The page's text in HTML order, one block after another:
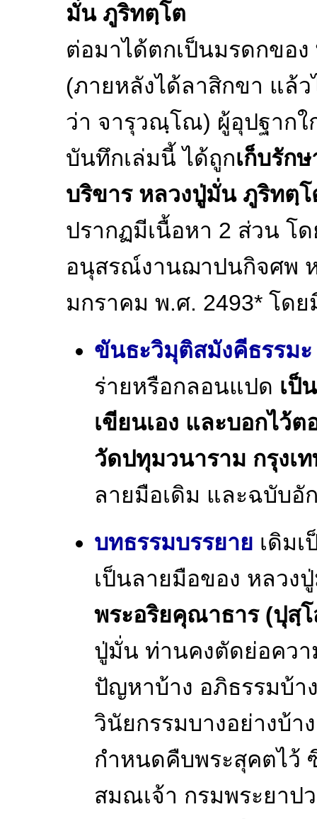
มั่น ภูริทตฺโต
ต่อมาได้ตกเป็นมรดกของ
(ภายหลังได้ลาสิกขา แล้
ว่า จารุวณฺโณ) ผู้อุปฐาก
บันทึกเล่มนี้ ได้ถูกเก็บรัก
บริขาร หลวงปู่มั่น ภูริทตฺ
ปรากฏมีเนื้อหา 2 ส่วน โ
อนุสรณ์งานฌาปนกิจศพ
มกราคม พ.ศ. 2493* โดย
ขันธะวิมุติสมังคีธรรมะ
ร่ายหรือกลอนแปด เป็
เขียนเอง และบอกไว้
วัดปทุมวนาราม กรุงเ
ลายมือเดิม และฉบับอั
บทธรรมบรรยาย เดิม
เป็นลายมือของ หลวง
พระอริยคุณาธาร (ปุสฺโ
ปู่มั่น ท่านคงตัดย่อคว
ปัญหาบ้าง อภิธรรมบ้า
วินัยกรรมบางอย่างบ้
กำหนดคืบพระสุคตไว้
สมณเจ้า กรมพระยาป